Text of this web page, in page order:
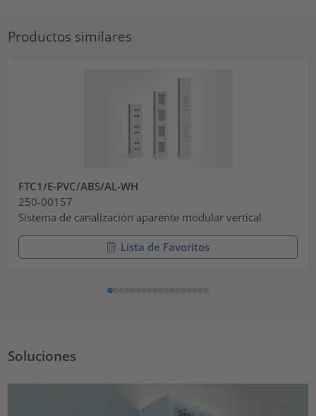
Productos similares
FTC1/E-PVC/ABS/AL-WH
250-00157
Sistema de canalización aparente modular vertical
Lista de Favoritos
Soluciones